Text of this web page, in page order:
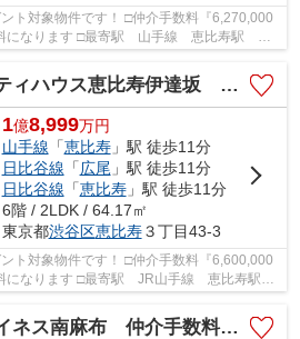
ト対象物件です！ □仲介手数料『6,270,000
になります □最寄駅 山手線 恵比寿駅 徒
ウス恵比寿伊達坂 仲介手数料無料＋90万円現金プレゼント中
1億8,999万円
山手線 「恵比寿」駅 徒歩11分
日比谷線 「広尾 」駅 徒歩11分
日比谷線 「恵比寿」駅 徒歩11分
6階 / 2LDK / 64.17㎡
東京都渋谷区恵比寿３丁目43-3
ト対象物件です！ □仲介手数料『6,600,000
料になります □最寄駅 JR山手線 恵比寿駅
南麻布 仲介手数料無料＋90万円現金プレゼント中